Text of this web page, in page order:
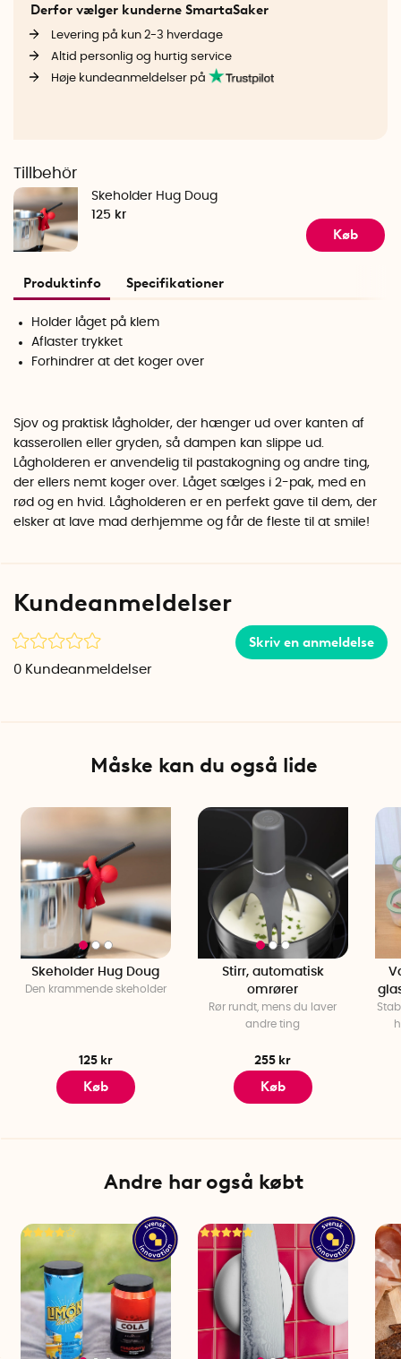
Derfor vælger kunderne SmartaSaker
Levering på kun 2-3 hverdage
Altid personlig og hurtig service
Høje kundeanmeldelser på
Tillbehör
Skeholder Hug Doug
125 kr
Køb
Produktinfo Specifikationer
Holder låget på klem
Aflaster trykket
Forhindrer at det koger over
Sjov og praktisk lågholder, der hænger ud over kanten af
kasserollen eller gryden, så dampen kan slippe ud.
Lågholderen er anvendelig til pastakogning og andre ting,
der ellers nemt koger over. Låget sælges i 2-pak, med en
rød og en hvid. Lågholderen er en perfekt gave til dem, der
elsker at lave mad derhjemme og får de fleste til at smile!
Kundeanmeldelser
Skriv en anmeldelse
0 Kundeanmeldelser
Måske kan du også lide
Skeholder Hug Doug
Den krammende skeholder
125 kr
Køb
Stirr, automatisk
omrører
Rør rundt, mens du laver
andre ting
255 kr
Køb
Andre har også købt